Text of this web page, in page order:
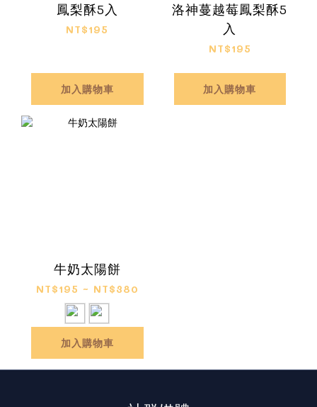
鳳梨酥5入
NT$195
加入購物車
洛神蔓越莓鳳梨酥5
入
NT$195
加入購物車
牛奶太陽餅
NT$195 ~ NT$380
加入購物車